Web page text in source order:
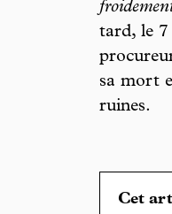
tard, le
sa mort
ruines.
Cet